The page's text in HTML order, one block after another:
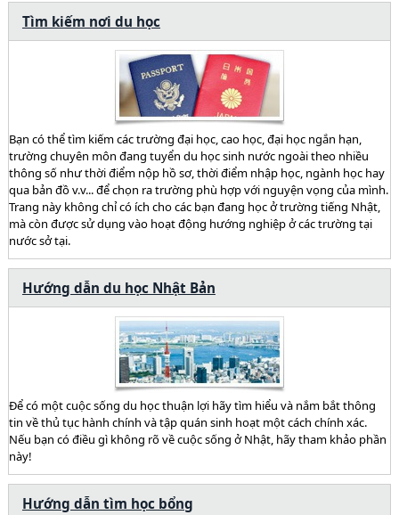
Tìm kiếm nơi du học
Bạn có thể tìm kiếm các trường đại học, cao học, đại học ngắn hạn,
trường chuyên môn đang tuyển du học sinh nước ngoài theo nhiều
thông số như thời điểm nộp hồ sơ, thời điểm nhập học, ngành học hay
qua bản đồ v.v... để chọn ra trường phù hợp với nguyện vọng của mình.
Trang này không chỉ có ích cho các bạn đang học ở trường tiếng Nhật,
mà còn được sử dụng vào hoạt động hướng nghiệp ở các trường tại
nước sở tại.
Hướng dẫn du học Nhật Bản
Để có một cuộc sống du học thuận lợi hãy tìm hiểu và nắm bắt thông
tin về thủ tục hành chính và tập quán sinh hoạt một cách chính xác.
Nếu bạn có điều gì không rõ về cuộc sống ở Nhật, hãy tham khảo phần
này!
Hướng dẫn tìm học bổng